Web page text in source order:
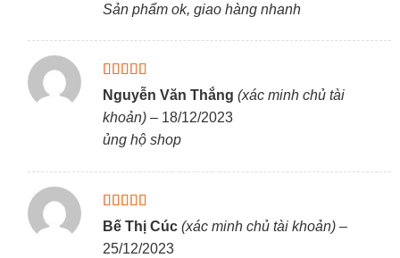
Sản phẩm ok, giao hàng nhanh
Được xếp
hạng5 5 sao
Nguyễn Văn Thắng (xác minh chủ tài
khoản) – 18/12/2023
ủng hộ shop
Được xếp
hạng 55 sao
Bế Thị Cúc (xác minh chủ tài khoản) –
25/12/2023